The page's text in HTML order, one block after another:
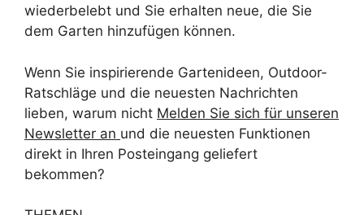
wiederbelebt und Sie erhalten neue, die Sie
dem Garten hinzufügen können.
Wenn Sie inspirierende Gartenideen, Outdoor-
Ratschläge und die neuesten Nachrichten
lieben, warum nicht Melden Sie sich für unseren
Newsletter an und die neuesten Funktionen
direkt in Ihren Posteingang geliefert
bekommen?